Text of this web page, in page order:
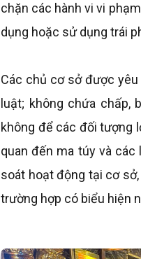
chặn các hành vi vi
dụng hoặc sử dụng trái
Các chủ cơ sở được
luật; không chứa chấp,
không để các đối tượng
quan đến ma túy và
soát hoạt động tại cơ
trường hợp có biểu hiện